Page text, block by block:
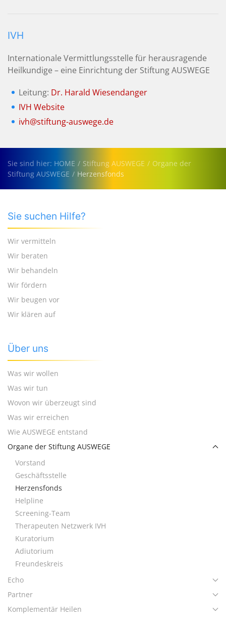
IVH
Internationale Vermittlungsstelle für herausragende
Heilkundige – eine Einrichtung der Stiftung AUSWEGE
Leitung: Dr. Harald Wiesendanger
IVH Website
ivh@stiftung-auswege.de
Sie sind hier: HOME Stiftung AUSWEGE
Organe der
Stiftung AUSWEGE
Herzensfonds
Sie suchen Hilfe?
Wir vermitteln
Wir beraten
Wir behandeln
Wir fördern
Wir beugen vor
Wir klären auf
Über uns
Was wir wollen
Was wir tun
Wovon wir überzeugt sind
Was wir erreichen
Wie AUSWEGE entstand
Organe der Stiftung AUSWEGE
Vorstand
Geschäftsstelle
Herzensfonds
Helpline
Screening-Team
Therapeuten Netzwerk IVH
Kuratorium
Adiutorium
Freundeskreis
Echo
Partner
Komplementär Heilen